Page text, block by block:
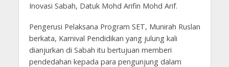
Inovasi Sabah, Datuk Mohd Arifin Mohd Arif.
Pengerusi Pelaksana Program SET, Munirah Ruslan
berkata, Karnival Pendidikan yang julung kali
dianjurkan di Sabah itu bertujuan memberi
pendedahan kepada para pengunjung dalam